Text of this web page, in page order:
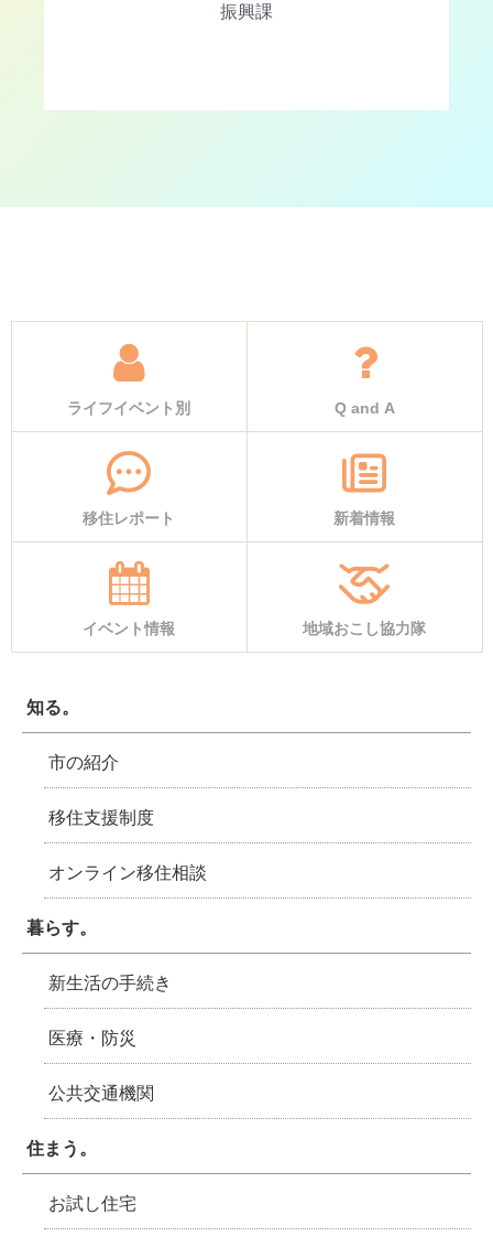
振興課
ライフイベント別 Q and A
移住レポート 新着情報
イベント情報 地域おこし協力隊
知る。
市の紹介
移住支援制度
オンライン移住相談
暮らす。
新生活の手続き
医療・防災
公共交通機関
住まう。
お試し住宅